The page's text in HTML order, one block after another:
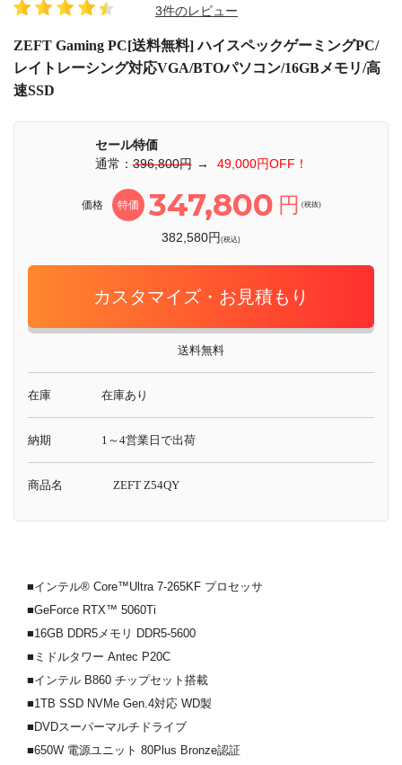
3件のレビュー
ZEFT Gaming PC[送料無料] ハイスペックゲーミングPC/
レイトレーシング対応VGA/BTOパソコン/16GBメモリ/高
速SSD
セール特価
通常：396,800円 → 49,000円OFF！
価格 特価 347,800 円 (税抜)
382,580円(税込)
カスタマイズ・お見積もり
送料無料
在庫 在庫あり
納期 1～4営業日で出荷
商品名 ZEFT Z54QY
■インテル® Core™Ultra 7-265KF プロセッサ
■GeForce RTX™ 5060Ti
■16GB DDR5メモリ DDR5-5600
■ミドルタワー Antec P20C
■インテル B860 チップセット搭載
■1TB SSD NVMe Gen.4対応 WD製
■DVDスーパーマルチドライブ
■650W 電源ユニット 80Plus Bronze認証